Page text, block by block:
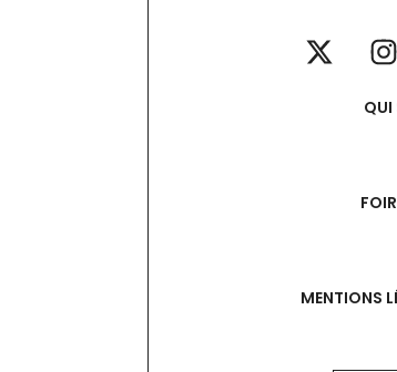
QUI
MENTIONS